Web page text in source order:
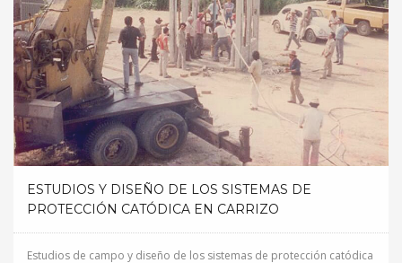
ESTUDIOS Y DISEÑO DE LOS SISTEMAS DE
PROTECCIÓN CATÓDICA EN CARRIZO
Estudios de campo y diseño de los sistemas de protección catódica